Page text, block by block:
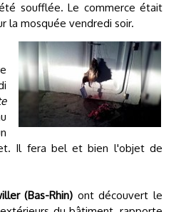
soufflée. Le commerce était
la mosquée vendredi soir.
Il fera bel et bien l'objet de
(Bas-Rhin) ont découvert le